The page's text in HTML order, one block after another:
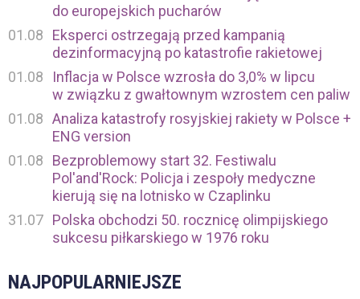
do europejskich pucharów
01.08
Eksperci ostrzegają przed kampanią
dezinformacyjną po katastrofie rakietowej
01.08
Inflacja w Polsce wzrosła do 3,0% w lipcu
w związku z gwałtownym wzrostem cen paliw
01.08 Analiza katastrofy rosyjskiej rakiety w Polsce +
ENG version
01.08
Bezproblemowy start 32. Festiwalu
Pol'and'Rock: Policja i zespoły medyczne
kierują się na lotnisko w Czaplinku
31.07 Polska obchodzi 50. rocznicę olimpijskiego
sukcesu piłkarskiego w 1976 roku
NAJPOPULARNIEJSZE